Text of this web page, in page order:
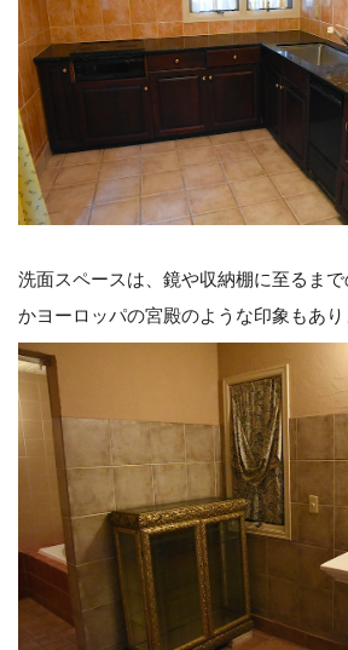
洗面スペースは、鏡や収納棚に至るま
かヨーロッパの宮殿のような印象もあり